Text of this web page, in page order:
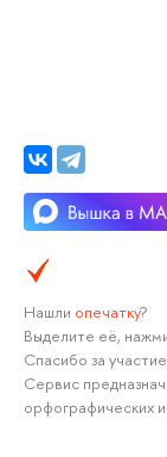
Нашли опечатку?
Выделите её,
Спасибо за участие!
Сервис
орфографических